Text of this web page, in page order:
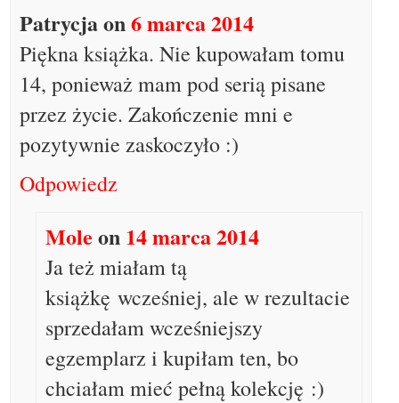
Patrycjaon6 marca 2014
Piękna książka. Nie kupowałam tomu
14, ponieważ mam pod serią pisane
przez życie. Zakończenie mni e
pozytywnie zaskoczyło :)
Odpowiedz
Mole on 14 marca 2014
Ja też miałam tą
książkę wcześniej, ale w rezultacie
sprzedałam wcześniejszy
egzemplarz i kupiłam ten, bo
chciałam mieć pełną kolekcję :)